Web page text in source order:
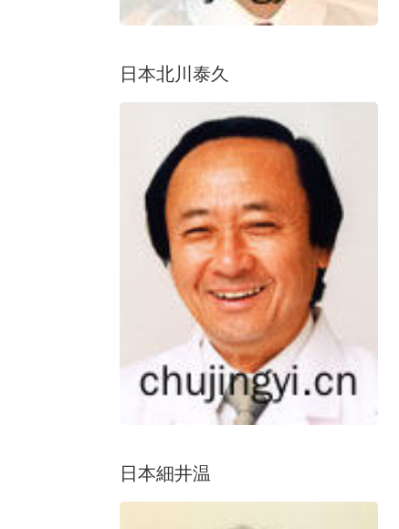
日本北川泰久
日本細井温